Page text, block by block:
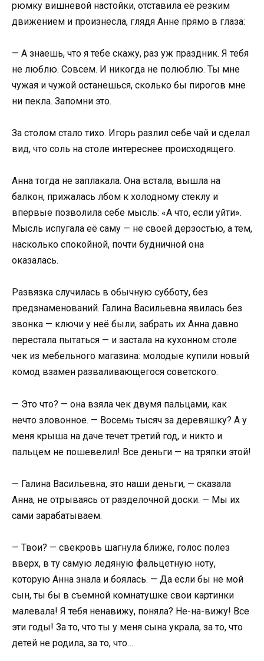
рюмку вишневой настойки, отставила её резким
движением и произнесла, глядя Анне прямо в глаза:
— А знаешь, что я тебе скажу, раз уж праздник. Я тебя
не люблю. Совсем. И никогда не полюблю. Ты мне
чужая и чужой останешься, сколько бы пирогов мне
ни пекла. Запомни это.
За столом стало тихо. Игорь разлил себе чай и сделал
вид, что соль на столе интереснее происходящего.
Анна тогда не заплакала. Она встала, вышла на
балкон, прижалась лбом к холодному стеклу и
впервые позволила себе мысль: «А что, если уйти».
Мысль испугала её саму — не своей дерзостью, а тем,
насколько спокойной, почти будничной она
оказалась.
Развязка случилась в обычную субботу, без
предзнаменований. Галина Васильевна явилась без
звонка — ключи у неё были, забрать их Анна давно
перестала пытаться — и застала на кухонном столе
чек из мебельного магазина: молодые купили новый
комод взамен разваливающегося советского.
— Это что? — она взяла чек двумя пальцами, как
нечто зловонное. — Восемь тысяч за деревяшку? А у
меня крыша на даче течет третий год, и никто и
пальцем не пошевелил! Все деньги — на тряпки этой!
— Галина Васильевна, это наши деньги, — сказала
Анна, не отрываясь от разделочной доски. — Мы их
сами зарабатываем.
— Твои? — свекровь шагнула ближе, голос полез
вверх, в ту самую ледяную фальцетную ноту,
которую Анна знала и боялась. — Да если бы не мой
сын, ты бы в съемной комнатушке свои картинки
малевала! Я тебя ненавижу, поняла? Не-на-вижу! Все
эти годы! За то, что ты у меня сына украла, за то, что
детей не родила, за то, что…